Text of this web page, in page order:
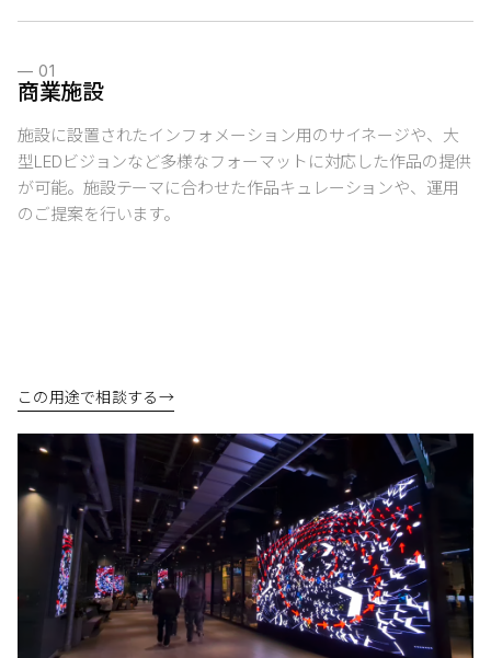
—01
商業施設
施設に設置されたインフォメーション用のサイネージや、大
型LEDビジョンなど多様なフォーマットに対応した作品の提供
が可能。施設テーマに合わせた作品キュレーションや、運用
のご提案を行います。
この用途で相談する→